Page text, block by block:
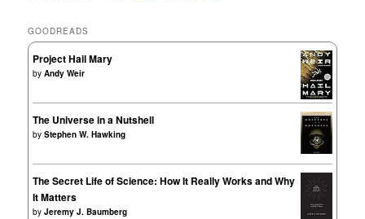
GOODREADS
Project Hail Mary
byAndy Weir
The Universe in a Nutshell
byStephen W. Hawking
The Secret Life of Science: How It Really Works and Why
It Matters
byJeremy J. Baumberg